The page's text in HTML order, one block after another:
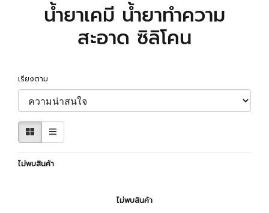
น้ำยาเคมี น้ำยาทำความ
สะอาด ซิลิโคน
เรียงตาม
ไม่พบสินค้า
ไม่พบสินค้า